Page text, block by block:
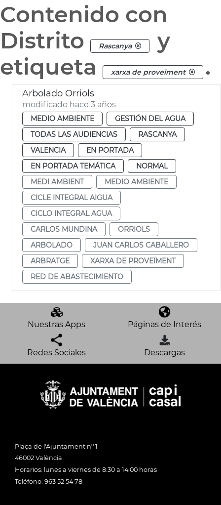
Contenido con
Distrito
Rascanya
y
etiqueta
xarxa de proveïment .
Arbolado Orriols
modificado hace 3 años
MEDIO AMBIENTE
GESTIÓN DEL AGUA
TODAS LAS AUDIENCIAS
RASCANYA
VALENCIA
EN PORTADA
EN PORTADA TEMÁTICA
NORMAL
MEDI AMBIENT
MEDIO AMBIENTE
CICLE INTEGRAL AIGUA
CICLO INTEGRAL AGUA
CARLOS MUNDINA
ORRIOLS
ARBOLADO
JUAN CARLOS CABALLERO
ARBRATGE
XARXA DE PROVEÏMENT
RED DE ABASTECIMIENTO
Nuestras Apps Páginas de Interés
Redes Sociales Descargas
Plaça de l'Ajuntament nº 1
46002 València
Horarios: lunes a viernes de 8:30 a 14:00 horas
Teléfono: 963 52 54 78